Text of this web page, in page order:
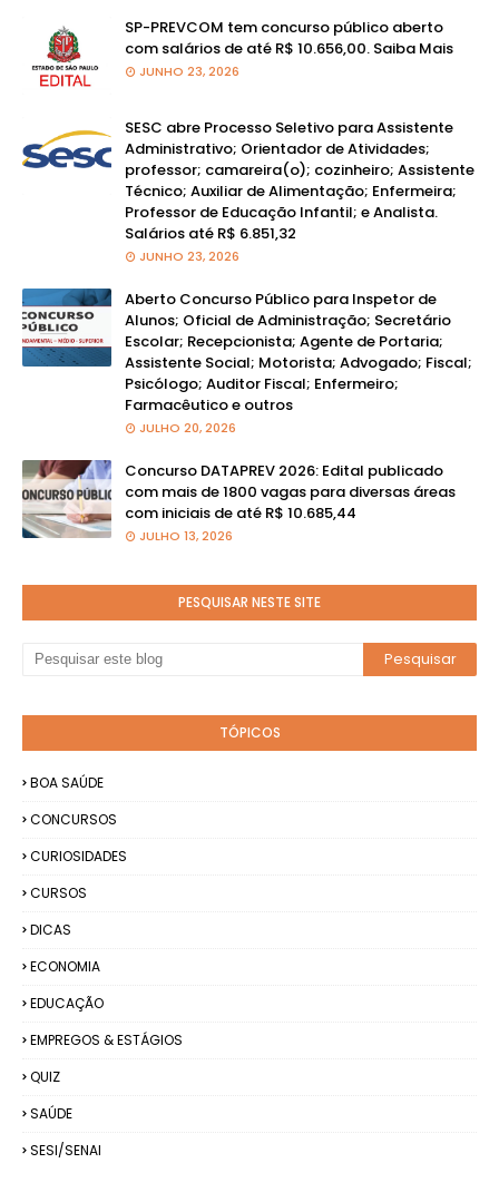
SP-PREVCOM tem concurso público aberto
com salários de até R$ 10.656,00. Saiba Mais
JUNHO 23, 2026
SESC abre Processo Seletivo para Assistente
Administrativo; Orientador de Atividades;
professor; camareira(o); cozinheiro; Assistente
Técnico; Auxiliar de Alimentação; Enfermeira;
Professor de Educação Infantil; e Analista.
Salários até R$ 6.851,32
JUNHO 23, 2026
Aberto Concurso Público para Inspetor de
Alunos; Oficial de Administração; Secretário
Escolar; Recepcionista; Agente de Portaria;
Assistente Social; Motorista; Advogado; Fiscal;
Psicólogo; Auditor Fiscal; Enfermeiro;
Farmacêutico e outros
JULHO 20, 2026
Concurso DATAPREV 2026: Edital publicado
com mais de 1800 vagas para diversas áreas
com iniciais de até R$ 10.685,44
JULHO 13, 2026
PESQUISAR NESTE SITE
TÓPICOS
BOA SAÚDE
CONCURSOS
CURIOSIDADES
CURSOS
DICAS
ECONOMIA
EDUCAÇÃO
EMPREGOS & ESTÁGIOS
QUIZ
SAÚDE
SESI/SENAI